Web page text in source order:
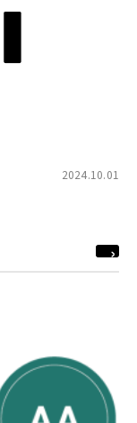
2024.10.01